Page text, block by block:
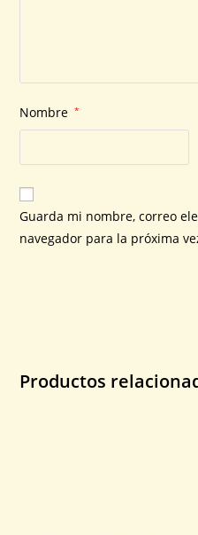
Nombre *
Guarda mi nombre, correo
navegador para la próxima
Productos